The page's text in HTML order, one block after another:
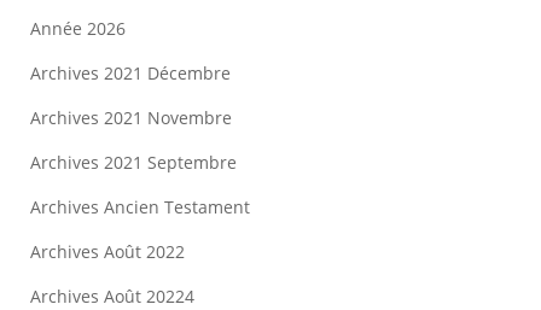
Année 2026
Archives 2021 Décembre
Archives 2021 Novembre
Archives 2021 Septembre
Archives Ancien Testament
Archives Août 2022
Archives Août 20224